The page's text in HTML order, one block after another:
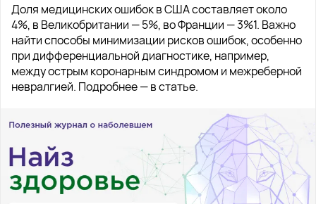
Доля медицинских ошибок в США составляет около
4%, в Великобритании — 5%, во Франции — 3%1. Важно
найти способы минимизации рисков ошибок, особенно
при дифференциальной диагностике, например,
между острым коронарным синдромом и межреберной
невралгией. Подробнее — в статье.